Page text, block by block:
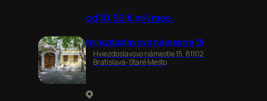
od 10,90 € m²/mes.
Hviezdoslavovo námestie 15
Hviezdoslavovo námestie 15, 81102
Bratislava-Staré Mesto